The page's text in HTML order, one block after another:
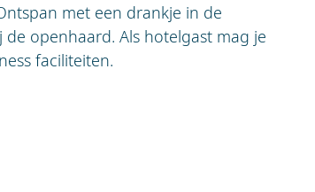
met een drankje in de
openhaard. Als hotelgast mag je
faciliteiten.